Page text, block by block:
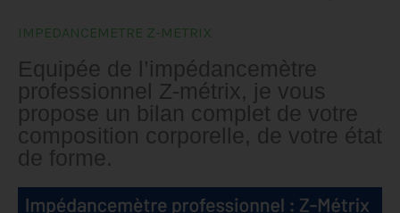
IMPEDANCEMETRE Z-METRIX
Equipée de l’impédancemètre
professionnel Z-métrix, je vous
propose un bilan complet de votre
composition corporelle, de votre état
de forme.